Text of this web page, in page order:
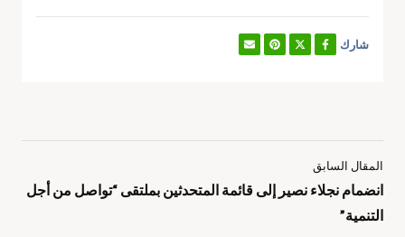
شارك
المقال السابق
انضمام نجلاء نصير إلى قائمة المتحدثين بملتقى “تواصل من أجل
التنمية”